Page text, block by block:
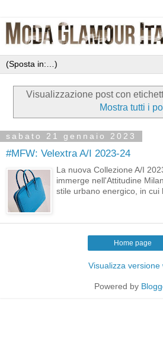
Visualizzazione post con
Mostra tutti i
sabato 21 gennaio 2023
#MFW: Velextra A/I 2023-24
La nuova Collezione A/I
immerge nell'Attitudine
stile urbano energico, in cui
Home page
Visualizza versione
Powered by